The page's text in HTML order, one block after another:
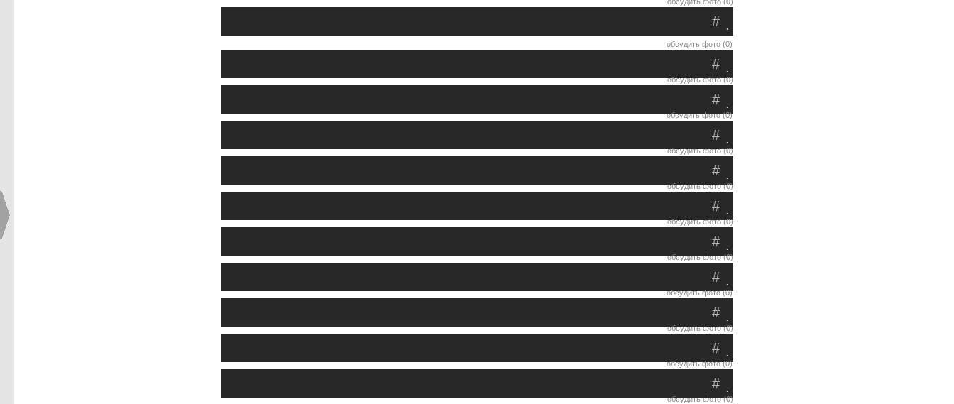
.
#
обсудить фото (0)
.
#
обсудить фото (0)
.
#
обсудить фото (0)
.
#
обсудить фото (0)
.
#
обсудить фото (0)
.
#
обсудить фото (0)
.
#
обсудить фото (0)
.
#
обсудить фото (0)
.
#
обсудить фото (0)
.
#
обсудить фото (0)
.
#
обсудить фото (0)